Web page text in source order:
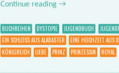
Continue reading →
BUCHREIHEN DYSTOPIE JUGENDBUCH
EIN SCHLOSS AUS ALABASTER
EINE HOCHZEIT AUS
KÖNIGREICH
LIEBE PRINZ PRINZESSIN ROYAL